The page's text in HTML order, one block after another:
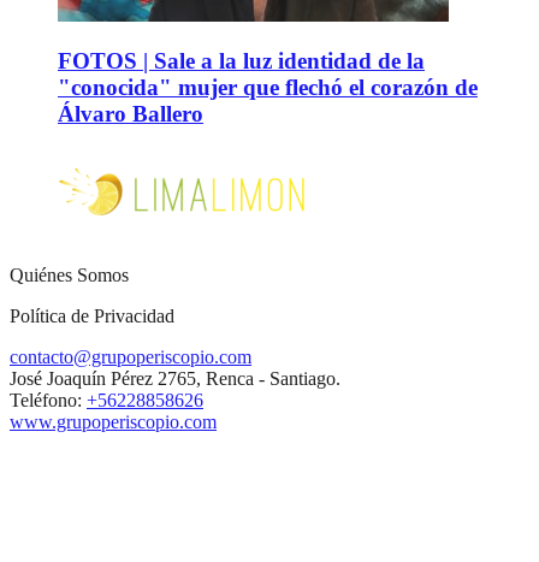
FOTOS | Sale a la luz identidad de la
"conocida" mujer que flechó el corazón de
Álvaro Ballero
Quiénes Somos
Política de Privacidad
contacto@grupoperiscopio.com
José Joaquín Pérez 2765, Renca - Santiago.
Teléfono: +56228858626
www.grupoperiscopio.com